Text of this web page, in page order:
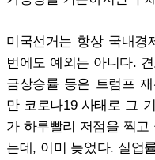
미국선거는 항상 국내경
번에도 예외는 아니다.
금상승률 등은 트럼프
만 코로나19 사태로 그
가 하루빨리 저점을 찍
는데, 이미 늦었다. 실업